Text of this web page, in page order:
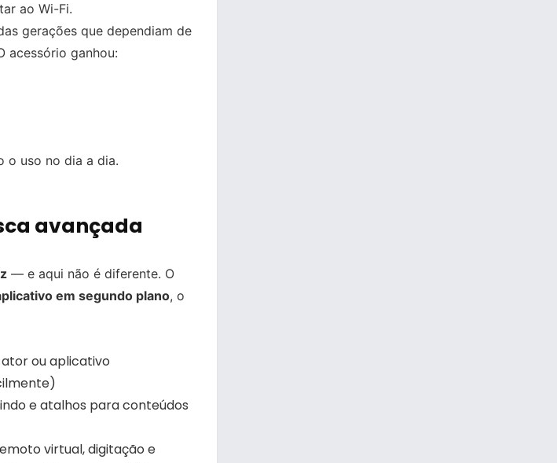
ao Wi-Fi.
gerações que dependiam de
acessório ganhou:
o uso no dia a dia.
avançada
— e aqui não é diferente. O
em segundo plano, o
ou aplicativo
e atalhos para conteúdos
virtual, digitação e